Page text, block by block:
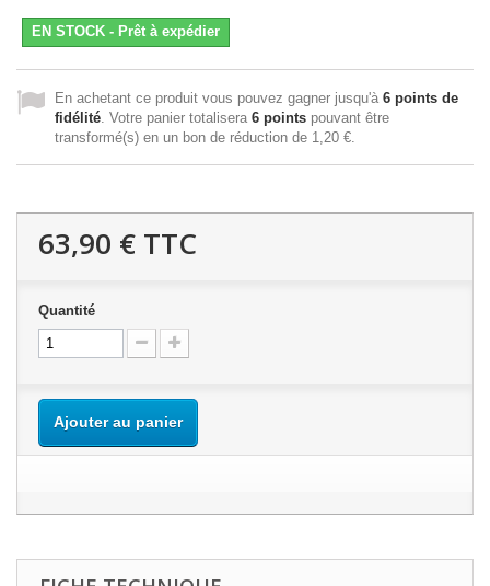
EN STOCK - Prêt à expédier
En achetant ce produit vous pouvez gagner jusqu'à 6 points de
fidélité . Votre panier totalisera 6 points pouvant être
transformé(s) en un bon de réduction de 1,20 €
63,90 € TTC
Quantité
Ajouter au panier